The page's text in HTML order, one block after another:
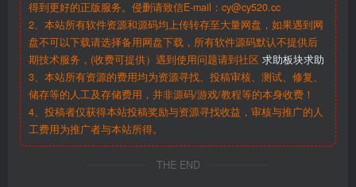
得到更好的正版服务。侵删请致信E-mail：cy@cy520.cc
2、本站所有软件资源和源码均上传转存至大量网盘，如果遇到网
盘不可以下载请选择备用网盘下载，所有软件源码默认不提供后
期技术服务，(收费可提供）遇到使用问题请到社区 求助板块求助
3、本站所有资源的费用均为资源寻找、投稿审核、测试、修复、
储存等的人工及存储费用，并非源码/游戏/教程等的本身收费！
4、投稿者仅获得本站投稿奖励与资源寻找收益，审核与推广的人
工费用为推广者与本站所得。
THE END